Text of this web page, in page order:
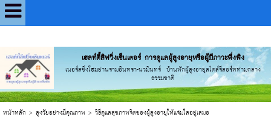
UA-56110227-1
เฮลท์ตี้ลิฟวิ่งเซ็นเตอร์ การดูแลผู้สูงอายุหรือผู้มีภาวะพึ่งพิง
เนอร์สซิ่งโฮมย่านรามอินทรา-นวมินทร์ บ้านพักผู้สูงอายุสไตล์รีสอร์ทท่ามกลาง
ธรรมชาติ
หน้าหลัก > สูงวัยอย่างมีคุณภาพ > วิธีดูแลสุขภาพจิตของผู้สูงอายุให้แจ่มใสอยู่เสมอ